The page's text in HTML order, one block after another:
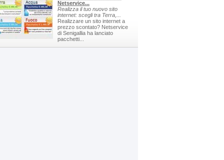
Netservice...
Realizza il tuo nuovo sito
internet: scegli tra Terra,...
Realizzare un sito internet a
prezzo scontato? Netservice
di Senigallia ha lanciato
pacchetti...